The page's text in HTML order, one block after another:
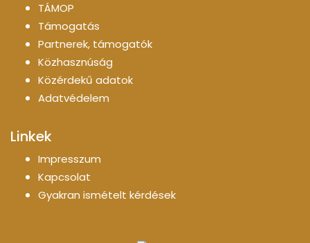
TÁMOP
Támogatás
Partnerek, támogatók
Közhasznúság
Közérdekű adatok
Adatvédelem
Linkek
Impresszum
Kapcsolat
Gyakran ismételt kérdések